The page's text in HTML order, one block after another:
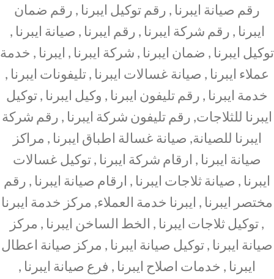
رقم صيانة ايبرنا , رقم توكيل ايبرنا , رقم ضمان
ايبرنا , رقم شركة ايبرنا , رقم ايبرنا , صيانة ايبرنا ,
توكيل ايبرنا , ضمان ايبرنا , شركة ايبرنا , ايبرنا , خدمة
عملاء ايبرنا , صيانة غسالات ايبرنا , تليفونات ايبرنا ,
خدمة ايبرنا , رقم تليفون ايبرنا , وكيل ايبرنا , توكيل
ايبرنا للثلاجات, رقم تليفون شركة ايبرنا , رقم شركة
ايبرنا للصيانة, صيانة غسالة اطباق ايبرنا , مراكز
صيانة ايبرنا , ارقام شركة ايبرنا , توكيل غسالات
ايبرنا , صيانة ثلاجات ايبرنا , ارقام صيانة ايبرنا , رقم
مختصر ايبرنا , ايبرنا خدمة العملاء, مركز خدمة ايبرنا
, توكيل ثلاجات ايبرنا , الخط الساخن ايبرنا , مركز
صيانة ايبرنا , توكيل صيانة ايبرنا , مركز صيانة اعطال
ايبرنا , خدمات اصلاح ايبرنا , فرع صيانة ايبرنا ,